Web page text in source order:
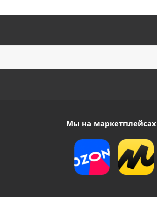
Мы на маркетплейсах